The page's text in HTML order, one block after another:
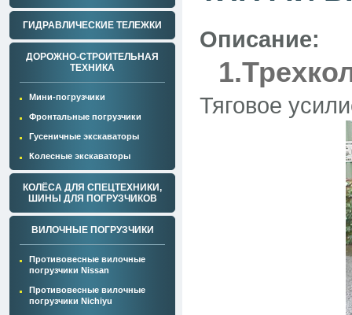
ГИДРАВЛИЧЕСКИЕ ТЕЛЕЖКИ
ДОРОЖНО-СТРОИТЕЛЬНАЯ
ТЕХНИКА
Мини-погрузчики
Фронтальные погрузчики
Гусеничные экскаваторы
Колесные экскаваторы
КОЛЁСА ДЛЯ СПЕЦТЕХНИКИ,
ШИНЫ ДЛЯ ПОГРУЗЧИКОВ
ВИЛОЧНЫЕ ПОГРУЗЧИКИ
Противовесные вилочные
погрузчики Nissan
Противовесные вилочные
погрузчики Nichiyu
Описание:
Тяговое